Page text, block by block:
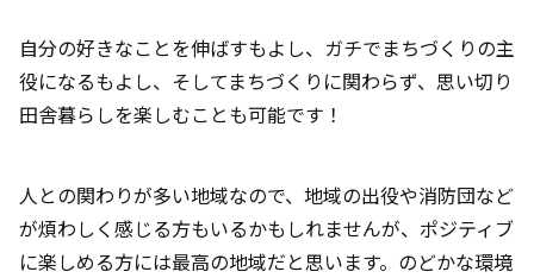
自分の好きなことを伸ばすもよし、ガチでまちづくりの主
役になるもよし、そしてまちづくりに関わらず、思い切り
田舎暮らしを楽しむことも可能です！
人との関わりが多い地域なので、地域の出役や消防団など
が煩わしく感じる方もいるかもしれませんが、ポジティブ
に楽しめる方には最高の地域だと思います。のどかな環境